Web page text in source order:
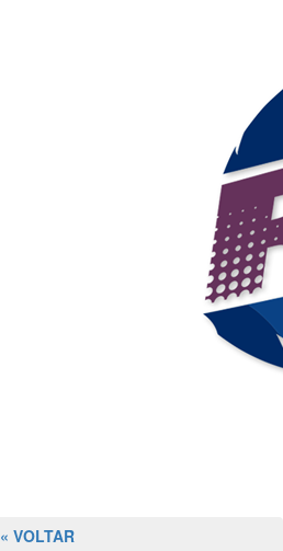
« VOLTAR